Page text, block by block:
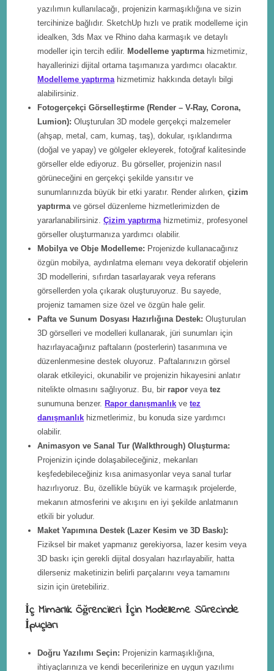
yazılımın kullanılacağı, projenizin karmaşıklığına ve sizin
tercihinize bağlıdır. SketchUp hızlı ve pratik modelleme için
idealken, 3ds Max ve Rhino daha karmaşık ve detaylı
modeller için tercih edilir. Modelleme yaptırma hizmetimiz,
hayallerinizi dijital ortama taşımanıza yardımcı olacaktır.
Modelleme yaptırma hizmetimiz hakkında detaylı bilgi
alabilirsiniz.
Fotogerçekçi Görselleştirme (Render – V-Ray, Corona,
Lumion): Oluşturulan 3D modele gerçekçi malzemeler
(ahşap, metal, cam, kumaş, taş), dokular, ışıklandırma
(doğal ve yapay) ve gölgeler ekleyerek, fotoğraf kalitesinde
görseller elde ediyoruz. Bu görseller, projenizin nasıl
görüneceğini en gerçekçi şekilde yansıtır ve
sunumlarınızda büyük bir etki yaratır. Render alırken,çizim
yaptırma ve görsel düzenleme hizmetlerimizden de
yararlanabilirsiniz.Çizim yaptırma hizmetimiz, profesyonel
görseller oluşturmanıza yardımcı olabilir.
Mobilya ve Obje Modelleme: Projenizde kullanacağınız
özgün mobilya, aydınlatma elemanı veya dekoratif objelerin
3D modellerini, sıfırdan tasarlayarak veya referans
görsellerden yola çıkarak oluşturuyoruz. Bu sayede,
projeniz tamamen size özel ve özgün hale gelir.
Pafta ve Sunum Dosyası Hazırlığına Destek: Oluşturulan
3D görselleri ve modelleri kullanarak, jüri sunumları için
hazırlayacağınız paftaların (posterlerin) tasarımına ve
düzenlenmesine destek oluyoruz. Paftalarınızın görsel
olarak etkileyici, okunabilir ve projenizin hikayesini anlatır
nitelikte olmasını sağlıyoruz. Bu, bir rapor veyatez
sunumuna benzer.Rapor danışmanlık vetez
danışmanlık hizmetlerimiz, bu konuda size yardımcı
olabilir.
Animasyon ve Sanal Tur (Walkthrough) Oluşturma:
Projenizin içinde dolaşabileceğiniz, mekanları
keşfedebileceğiniz kısa animasyonlar veya sanal turlar
hazırlıyoruz. Bu, özellikle büyük ve karmaşık projelerde,
mekanın atmosferini ve akışını en iyi şekilde anlatmanın
etkili bir yoludur.
Maket Yapımına Destek (Lazer Kesim ve 3D Baskı):
Fiziksel bir maket yapmanız gerekiyorsa, lazer kesim veya
3D baskı için gerekli dijital dosyaları hazırlayabilir, hatta
dilerseniz maketinizin belirli parçalarını veya tamamını
sizin için üretebiliriz.
İç Mimarlık Öğrencileri İçin Modelleme Sürecinde
İpuçları
Doğru Yazılımı Seçin: Projenizin karmaşıklığına,
ihtiyaçlarınıza ve kendi becerilerinize en uygun yazılımı